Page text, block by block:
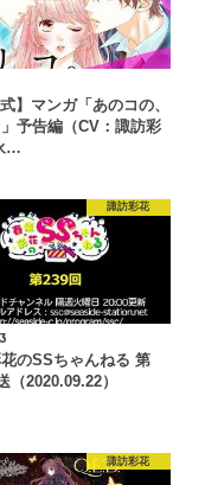
】マンガ「あのコの、
」予告編（CV：諏訪彩
…
諏訪彩花
のSSちゃんねる 第
（2020.09.22）
諏訪彩花